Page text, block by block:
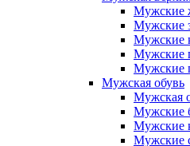
Мужские
Мужские
Мужские
Мужские
Мужские
Мужская обувь
Мужская
Мужские
Мужские
Мужские